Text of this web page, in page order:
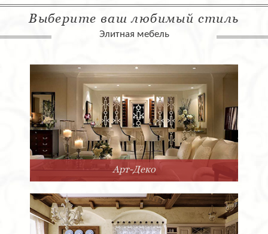
Выберите ваш любимый стиль
Элитная мебель
Арт-Деко